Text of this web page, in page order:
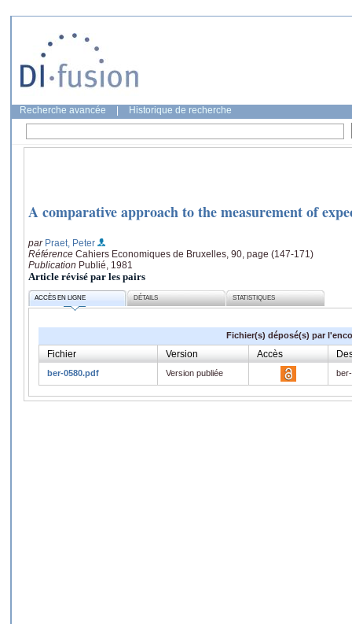
Recherche avancée Historique de recherche
A comparative approach to the measurement of
par Praet, Peter
Référence Cahiers Economiques de Bruxelles, 90, page (147-171)
Publication Publié, 1981
Article révisé par les pairs
ACCÈS EN LIGNE DÉTAILS STATISTIQUES
Fichier(s) déposé(s) par
Fichier Version Accès
ber-0580.pdf Version publiée